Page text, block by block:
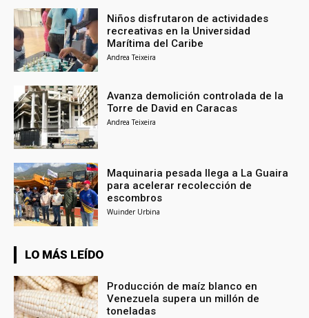
Niños disfrutaron de actividades
recreativas en la Universidad
Marítima del Caribe
Andrea Teixeira
Avanza demolición controlada de la
Torre de David en Caracas
Andrea Teixeira
Maquinaria pesada llega a La Guaira
para acelerar recolección de
escombros
Wuinder Urbina
LO MÁS LEÍDO
Producción de maíz blanco en
Venezuela supera un millón de
toneladas